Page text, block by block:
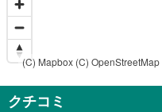
(C) Mapbox (C) OpenStreetMap
クチコミ